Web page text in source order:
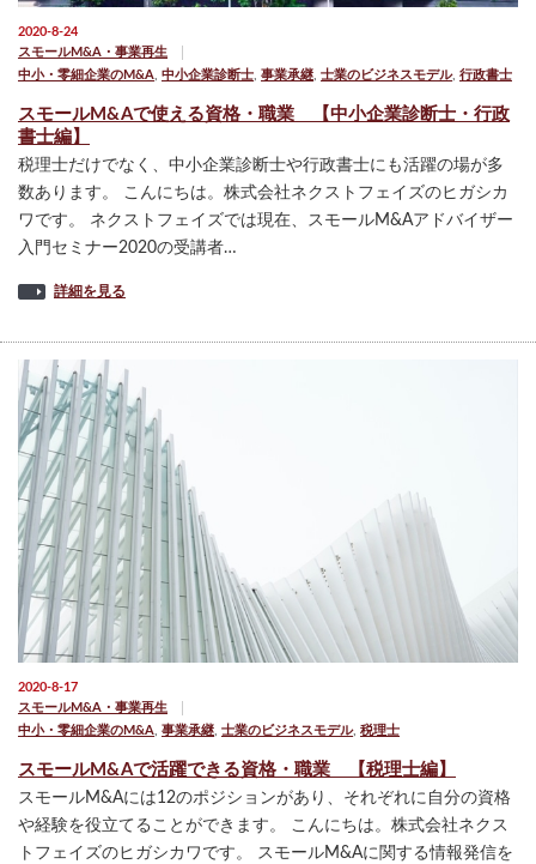
2020-8-24
スモールM&A・事業再生
中小・零細企業のM&A, 中小企業診断士, 事業承継, 士業のビジネスモデル, 行政書士
スモールM&Aで使える資格・職業 【中小企業診断士・行政
書士編】
税理士だけでなく、中小企業診断士や行政書士にも活躍の場が多
数あります。 こんにちは。株式会社ネクストフェイズのヒガシカ
ワです。 ネクストフェイズでは現在、スモールM&Aアドバイザー
入門セミナー2020の受講者…
詳細を見る
2020-8-17
スモールM&A・事業再生
中小・零細企業のM&A 事業承継 士業のビジネスモデル, 税理士
スモールM&Aで活躍できる資格・職業 【税理士編】
スモールM&Aには12のポジションがあり、それぞれに自分の資格
や経験を役立てることができます。 こんにちは。株式会社ネクス
トフェイズのヒガシカワです。 スモールM&Aに関する情報発信を